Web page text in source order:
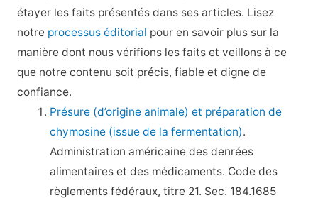
étayer les faits présentés dans ses articles. Lisez
notre processus éditorial pour en savoir plus sur la
manière dont nous vérifions les faits et veillons à ce
que notre contenu soit précis, fiable et digne de
confiance.
Présure (d’origine animale) et préparation de
chymosine (issue de la fermentation).
Administration américaine des denrées
alimentaires et des médicaments. Code des
règlements fédéraux, titre 21. Sec. 184.1685